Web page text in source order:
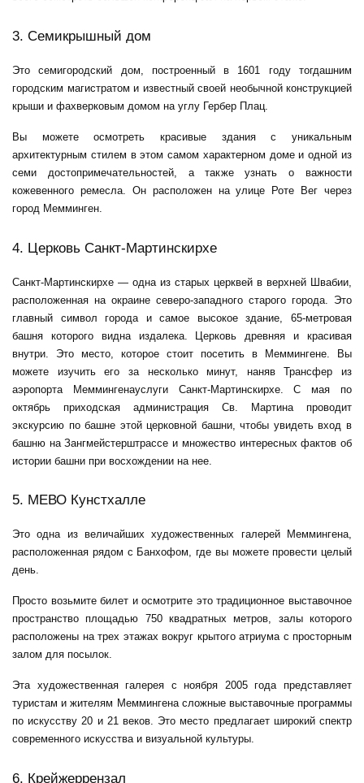
3. Семикрышный дом
Это семигородский дом, построенный в 1601 году тогдашним
городским магистратом и известный своей необычной конструкцией
крыши и фахверковым домом на углу Гербер Плац.
Вы можете осмотреть красивые здания с уникальным
архитектурным стилем в этом самом характерном доме и одной из
семи достопримечательностей, а также узнать о важности
кожевенного ремесла. Он расположен на улице Роте Вег через
город Мемминген.
4. Церковь Санкт-Мартинскирхе
Санкт-Мартинскирхе — одна из старых церквей в верхней Швабии,
расположенная на окраине северо-западного старого города. Это
главный символ города и самое высокое здание, 65-метровая
башня которого видна издалека. Церковь древняя и красивая
внутри. Это место, которое стоит посетить в Меммингене. Вы
можете изучить его за несколько минут, нанявТрансфер из
аэропорта Меммингенауслуги Санкт-Мартинскирхе. С мая по
октябрь приходская администрация Св. Мартина проводит
экскурсию по башне этой церковной башни, чтобы увидеть вход в
башню на Зангмейстерштрассе и множество интересных фактов об
истории башни при восхождении на нее.
5. МЕВО Кунстхалле
Это одна из величайших художественных галерей Меммингена,
расположенная рядом с Банхофом, где вы можете провести целый
день.
Просто возьмите билет и осмотрите это традиционное выставочное
пространство площадью 750 квадратных метров, залы которого
расположены на трех этажах вокруг крытого атриума с просторным
залом для посылок.
Эта художественная галерея с ноября 2005 года представляет
туристам и жителям Меммингена сложные выставочные программы
по искусству 20 и 21 веков. Это место предлагает широкий спектр
современного искусства и визуальной культуры.
6. Крейжеррензал